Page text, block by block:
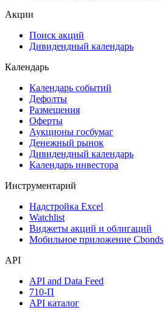
Акции
Поиск акций
Дивидендный календарь
Календарь
Календарь событий
Дефолты
Размещения
Оферты
Аукционы госбумаг
Денежный рынок
Дивидендный календарь
Календарь инвестора
Инструментарий
Надстройка Excel
Watchlist
Виджеты акций и облигаций
Мобильное приложение Cbonds
API
API and Data Feed
710-П
API каталог